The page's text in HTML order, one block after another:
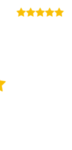
郵局ATM ]、 [彰銀